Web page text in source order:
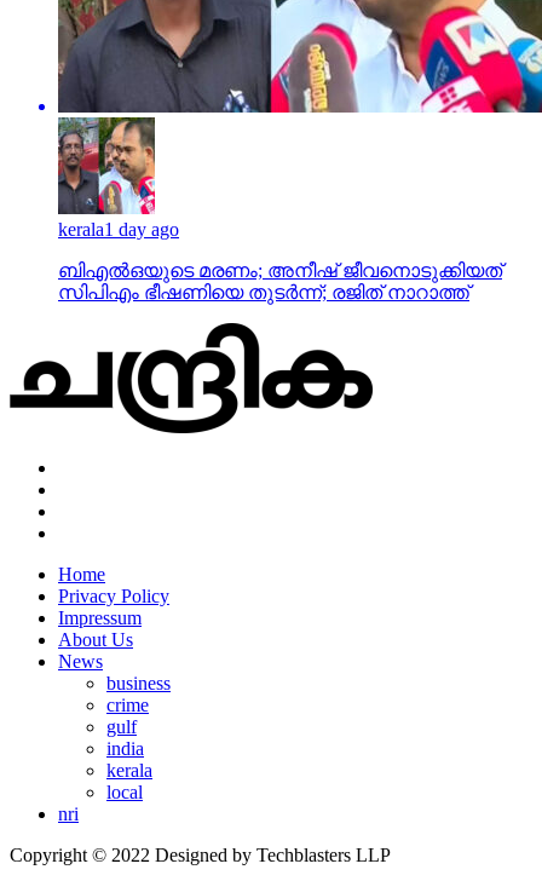
kerala1 day ago
ബിഎല്‍ഒയുടെ മരണം; അനീഷ് ജീവനൊടുക്കിയത്
സിപിഎം ഭീഷണിയെ തുടര്‍ന്ന്; രജിത് നാറാത്ത്
Home
Privacy Policy
Impressum
About Us
News
business
crime
gulf
india
kerala
local
nri
Copyright © 2022 Designed by Techblasters LLP